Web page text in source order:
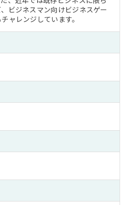
ビジネスマン向けビジネスゲー
ャレンジしています。